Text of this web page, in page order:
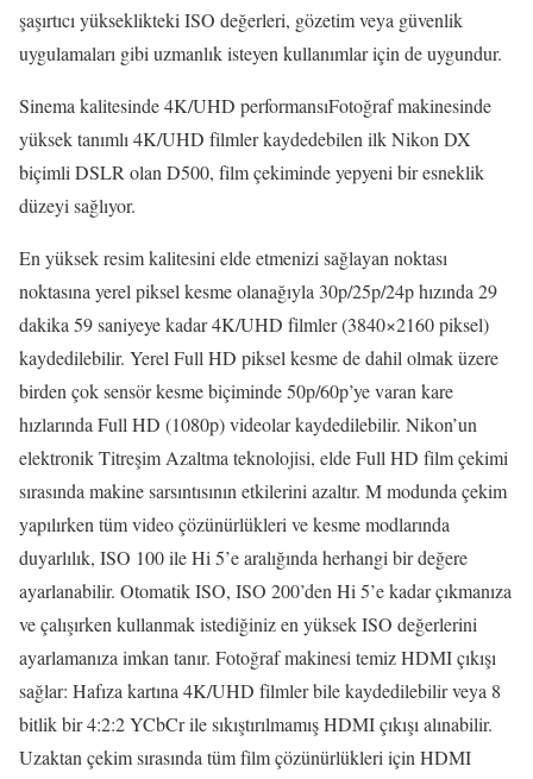
şaşırtıcı yükseklikteki ISO değerleri, gözetim veya güvenlik
uygulamaları gibi uzmanlık isteyen kullanımlar için de uygundur.
Sinema kalitesinde 4K/UHD performansıFotoğraf makinesinde
yüksek tanımlı 4K/UHD filmler kaydedebilen ilk Nikon DX
biçimli DSLR olan D500, film çekiminde yepyeni bir esneklik
düzeyi sağlıyor.
En yüksek resim kalitesini elde etmenizi sağlayan noktası
noktasına yerel piksel kesme olanağıyla 30p/25p/24p hızında 29
dakika 59 saniyeye kadar 4K/UHD filmler (3840×2160 piksel)
kaydedilebilir. Yerel Full HD piksel kesme de dahil olmak üzere
birden çok sensör kesme biçiminde 50p/60p’ye varan kare
hızlarında Full HD (1080p) videolar kaydedilebilir. Nikon’un
elektronik Titreşim Azaltma teknolojisi, elde Full HD film çekimi
sırasında makine sarsıntısının etkilerini azaltır. M modunda çekim
yapılırken tüm video çözünürlükleri ve kesme modlarında
duyarlılık, ISO 100 ile Hi 5’e aralığında herhangi bir değere
ayarlanabilir. Otomatik ISO, ISO 200’den Hi 5’e kadar çıkmanıza
ve çalışırken kullanmak istediğiniz en yüksek ISO değerlerini
ayarlamanıza imkan tanır. Fotoğraf makinesi temiz HDMI çıkışı
sağlar: Hafıza kartına 4K/UHD filmler bile kaydedilebilir veya 8
bitlik bir 4:2:2 YCbCr ile sıkıştırılmamış HDMI çıkışı alınabilir.
Uzaktan çekim sırasında tüm film çözünürlükleri için HDMI